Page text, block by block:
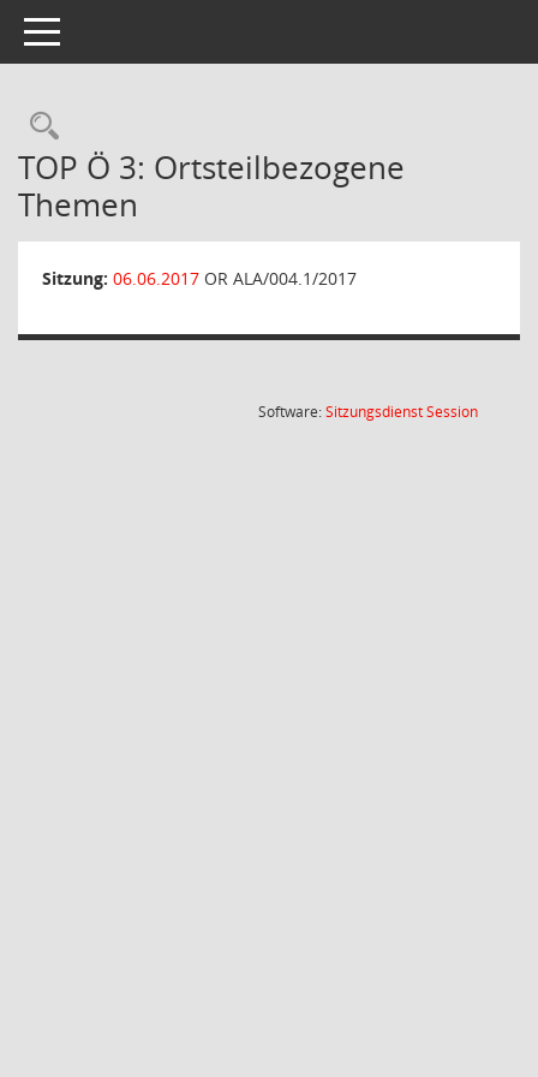
Toggle navigation
Rechercheauswahl
TOP Ö 3: Ortsteilbezogene
Themen
Sitzung: 06.06.2017 OR ALA/004.1/2017
Software:SitzungsdienstSession(Wird in